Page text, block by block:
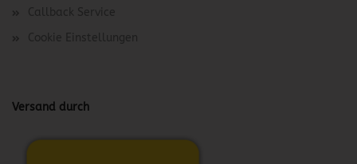
Callback Service
Cookie Einstellungen
Versand durch